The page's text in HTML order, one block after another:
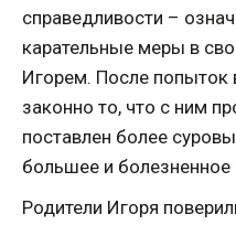
справедливости –
карательные меры в
Игорем. После попыток
законно то, что с ним
поставлен более
большее и болезненное
Родители Игоря